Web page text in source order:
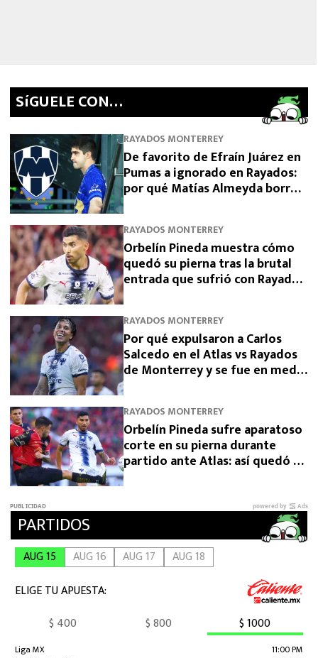
SíGUELE CON…
RAYADOS MONTERREY
De favorito de Efraín Juárez en
Pumas a ignorado en Rayados:
por qué Matías Almeyda borró a
RAYADOS MONTERREY
Orbelín Pineda muestra cómo
quedó su pierna tras la brutal
entrada que sufrió con Rayados
RAYADOS MONTERREY
Por qué expulsaron a Carlos
Salcedo en el Atlas vs Rayados
de Monterrey y se fue en medio
RAYADOS MONTERREY
Orbelín Pineda sufre aparatoso
corte en su pierna durante
partido ante Atlas: así quedó el